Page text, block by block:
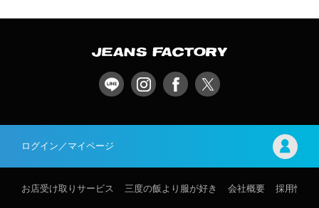
ログイン／マイページ
お店受け取りサービス 三度の飯より服が好き 会社概要 採用情報